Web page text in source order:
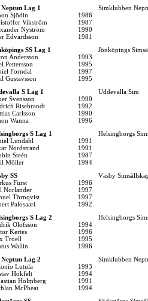
Lag 1
Simklubben
Sjödin
1986
Vikström
1987
Nyström
1990
Edvardsson
1981
SS Lag 1
Jönköpings
Andersson
1993
Pettersson
1995
Forndal
1997
Gustavsson
1995
S Lag 1
Uddevalla Sim
Svensson
1990
Risebrandt
1992
Carlsson
1990
Wanna
1996
S Lag 1
Helsingborgs
Lundahl
1991
Nordstrand
1991
Steén
1987
Möller
1994
SS
Väsby
Fürst
1996
Norlander
1997
Törnqvist
1997
Palosaari
1992
S Lag 2
Helsingborgs
Olofsson
1994
Kertes
1996
Troell
1995
Wallin
1996
Lag 2
Simklubben
Lutula
1993
Hökfelt
1994
Holmberg
1991
McPheat
1994